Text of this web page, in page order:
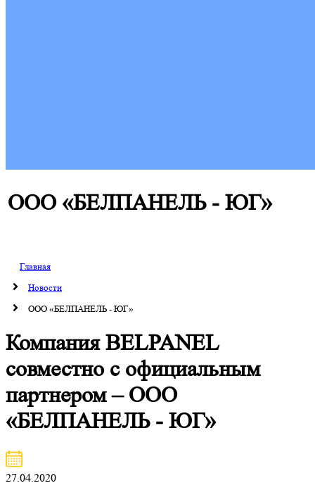
ООО «БЕЛПАНЕЛЬ - ЮГ»
Главная
Новости
ООО «БЕЛПАНЕЛЬ - ЮГ»
Компания BELPANEL
совместно с официальным
партнером – ООО
«БЕЛПАНЕЛЬ - ЮГ»
27.04.2020